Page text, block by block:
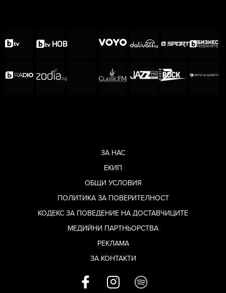
ЗА НАС
ЕКИП
ОБЩИ УСЛОВИЯ
ПОЛИТИКА ЗА ПОВЕРИТЕЛНОСТ
КОДЕКС ЗА ПОВЕДЕНИЕ НА ДОСТАВЧИЦИТЕ
МЕДИЙНИ ПАРТНЬОРСТВА
РЕКЛАМА
ЗА КОНТАКТИ